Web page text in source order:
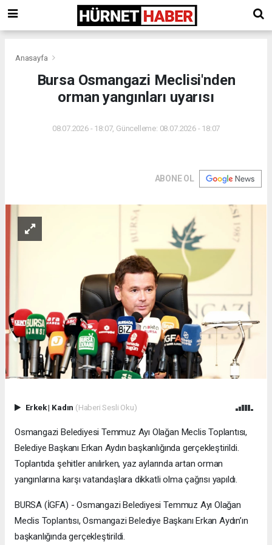
Anasayfa
Bursa Osmangazi Meclisi'nden
orman yangınları uyarısı
08.07.2026 - 18:07, Güncelleme: 08.07.2026 - 18:07
ABONE OL
Erkek| Kadın (Haberi Sesli Oku)
Osmangazi Belediyesi Temmuz Ayı Olağan Meclis Toplantısı,
Belediye Başkanı Erkan Aydın başkanlığında gerçekleştirildi.
Toplantıda şehitler anılırken, yaz aylarında artan orman
yangınlarına karşı vatandaşlara dikkatli olma çağrısı yapıldı.
BURSA (İGFA) - Osmangazi Belediyesi Temmuz Ayı Olağan
Meclis Toplantısı, Osmangazi Belediye Başkanı Erkan Aydın’ın
başkanlığında gerçekleştirildi.